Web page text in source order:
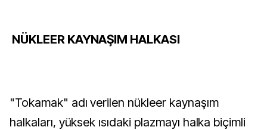
NÜKLEER KAYNAŞIM HALKASI
"Tokamak" adı verilen nükleer kaynaşım
halkaları, yüksek ısıdaki plazmayı halka biçimli